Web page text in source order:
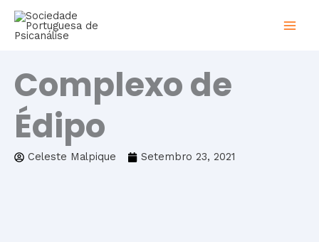
Skip
Complexo de
Édipo
Celeste Malpique Setembro 23, 2021